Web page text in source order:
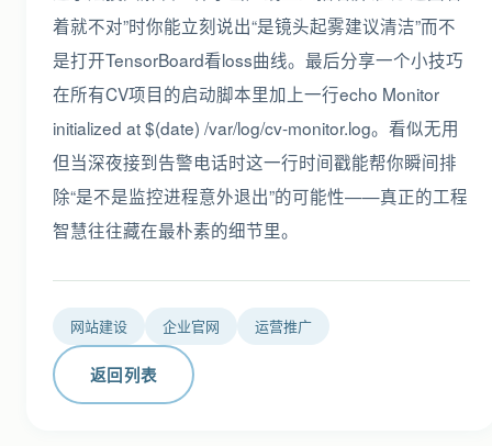
网站建设 企业官网 运营推广
返回列表